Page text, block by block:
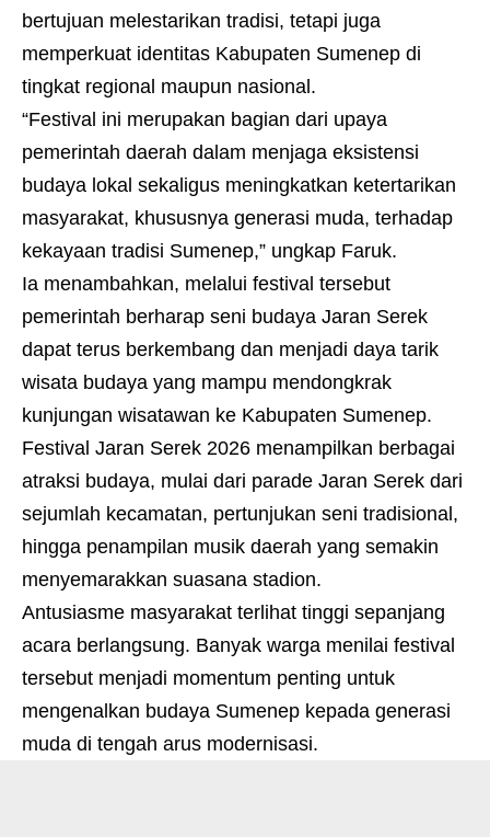
bertujuan melestarikan tradisi, tetapi juga
memperkuat identitas Kabupaten Sumenep di
tingkat regional maupun nasional.
“Festival ini merupakan bagian dari upaya
pemerintah daerah dalam menjaga eksistensi
budaya lokal sekaligus meningkatkan ketertarikan
masyarakat, khususnya generasi muda, terhadap
kekayaan tradisi Sumenep,” ungkap Faruk.
Ia menambahkan, melalui festival tersebut
pemerintah berharap seni budaya Jaran Serek
dapat terus berkembang dan menjadi daya tarik
wisata budaya yang mampu mendongkrak
kunjungan wisatawan ke Kabupaten Sumenep.
Festival Jaran Serek 2026 menampilkan berbagai
atraksi budaya, mulai dari parade Jaran Serek dari
sejumlah kecamatan, pertunjukan seni tradisional,
hingga penampilan musik daerah yang semakin
menyemarakkan suasana stadion.
Antusiasme masyarakat terlihat tinggi sepanjang
acara berlangsung. Banyak warga menilai festival
tersebut menjadi momentum penting untuk
mengenalkan budaya Sumenep kepada generasi
muda di tengah arus modernisasi.